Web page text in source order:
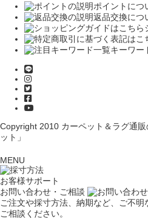
ポイントにつ
返品交換につ
キーワー
Copyright 2010 カーペット＆ラグ通
ット」
MENU
お客様サポート
お問い合わせ・ご相談
ご注文や採寸方法、納期など、ご不
ご相談ください。